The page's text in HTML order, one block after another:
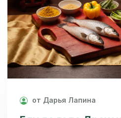
от Дарья Лапина